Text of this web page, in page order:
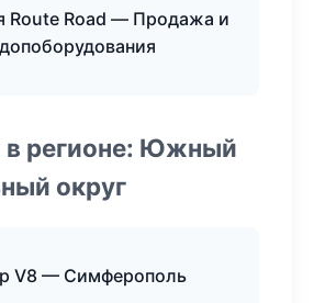
Route Road — Продажа и
в регионе: Южный
округ
V8 — Симферополь